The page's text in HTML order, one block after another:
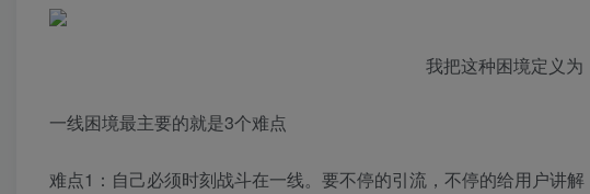
我把这种困境定义为
一线困境最主要的就是3个难点
难点1：自己必须时刻战斗在一线。要不停的引流，不停的给用户讲